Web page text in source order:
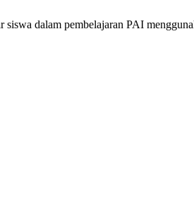
siswa dalam pembelajaran PAI